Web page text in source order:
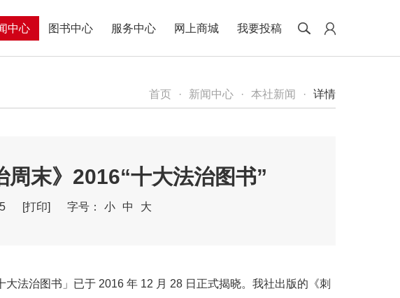
中心 图书中心 服务中心 网上商城 我要投稿
首页 · 新闻中心 · 本社新闻 · 详情
末》2016“十大法治图书”
[打印] 字号： 小 中 大
法治图书」已于 2016 年 12 月 28 日正式揭晓。我社出版的《刺